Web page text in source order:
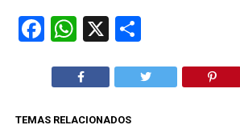
Facebook
WhatsApp
X Compartir
TEMAS RELACIONADOS